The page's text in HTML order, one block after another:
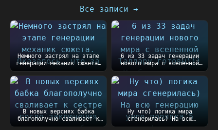
Все записи →
Немного застрял на этапе
генерации механик сюжета.
Оказалось, чт...
6 из 33 задач генерации
нового мира с вселенной
Таллару готовы))...
В новых версиях бабка
благополучно сваливает к
сестре после закл...
Ну что) логика мира
сгенерилась) На всю
генерацию ушло порядка